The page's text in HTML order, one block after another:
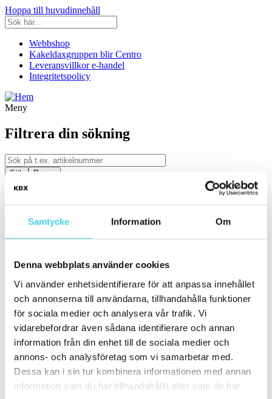
Samtycke Information Om
Denna webbplats använder cookies
Vi använder enhetsidentifierare för att anpassa innehållet
och annonserna till användarna, tillhandahålla funktioner
för sociala medier och analysera vår trafik. Vi
vidarebefordrar även sådana identifierare och annan
information från din enhet till de sociala medier och
annons- och analysföretag som vi samarbetar med.
Dessa kan i sin tur kombinera informationen med annan
information som du har tillhandahållit eller som de har
Hoppa till huvudinnehåll
Webbshop
Kakeldaxgruppen blir Centro
Leveransvillkor e-handel
Integritetspolicy
Meny
Filtrera din sökning
Kategori
Ställ in filter:Kategori
Välj en eller flera serier:
Ardesia 20mm
Soul
Sortera